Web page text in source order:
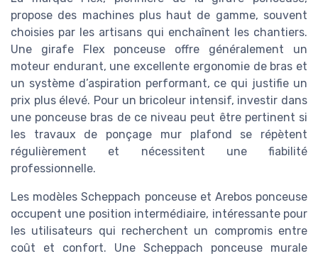
propose des machines plus haut de gamme, souvent
choisies par les artisans qui enchaînent les chantiers.
Une girafe Flex ponceuse offre généralement un
moteur endurant, une excellente ergonomie de bras et
un système d’aspiration performant, ce qui justifie un
prix plus élevé. Pour un bricoleur intensif, investir dans
une ponceuse bras de ce niveau peut être pertinent si
les travaux de ponçage mur plafond se répètent
régulièrement et nécessitent une fiabilité
professionnelle.
Les modèles Scheppach ponceuse et Arebos ponceuse
occupent une position intermédiaire, intéressante pour
les utilisateurs qui recherchent un compromis entre
coût et confort. Une Scheppach ponceuse murale